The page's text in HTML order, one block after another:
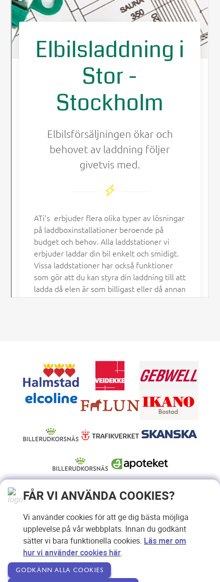
FÅR VI ANVÄNDA COOKIES?
Vi använder cookies för att ge dig bästa möjliga
upplevelse på vår webbplats. Innan du godkänt
sätter vi bara funktionella cookies. Läs mer om
hur vi använder cookies här.
GODKÄNN ALLA COOKIES